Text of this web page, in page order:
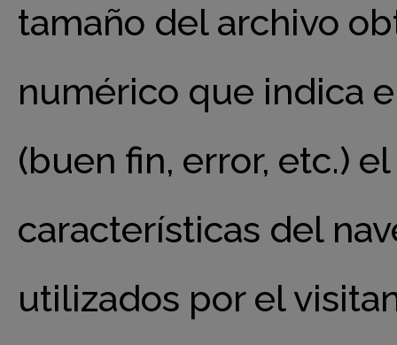
tamaño del archivo
numérico que indica
(buen fin, error, etc.)
características del
utilizados por el